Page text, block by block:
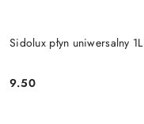
Sidolux płyn uniwersalny 1L
Cena:
9.50